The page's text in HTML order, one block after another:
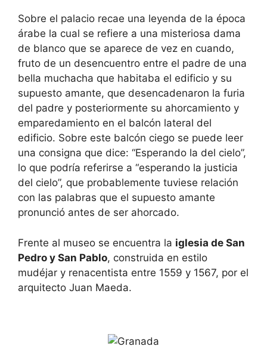
Sobre el palacio recae una leyenda de la época
árabe la cual se refiere a una misteriosa dama
de blanco que se aparece de vez en cuando,
fruto de un desencuentro entre el padre de una
bella muchacha que habitaba el edificio y su
supuesto amante, que desencadenaron la furia
del padre y posteriormente su ahorcamiento y
emparedamiento en el balcón lateral del
edificio. Sobre este balcón ciego se puede leer
una consigna que dice: “Esperando la del cielo”,
lo que podría referirse a “esperando la justicia
del cielo”, que probablemente tuviese relación
con las palabras que el supuesto amante
pronunció antes de ser ahorcado.
Frente al museo se encuentra la iglesia de San
Pedro y San Pablo, construida en estilo
mudéjar y renacentista entre 1559 y 1567, por el
arquitecto Juan Maeda.